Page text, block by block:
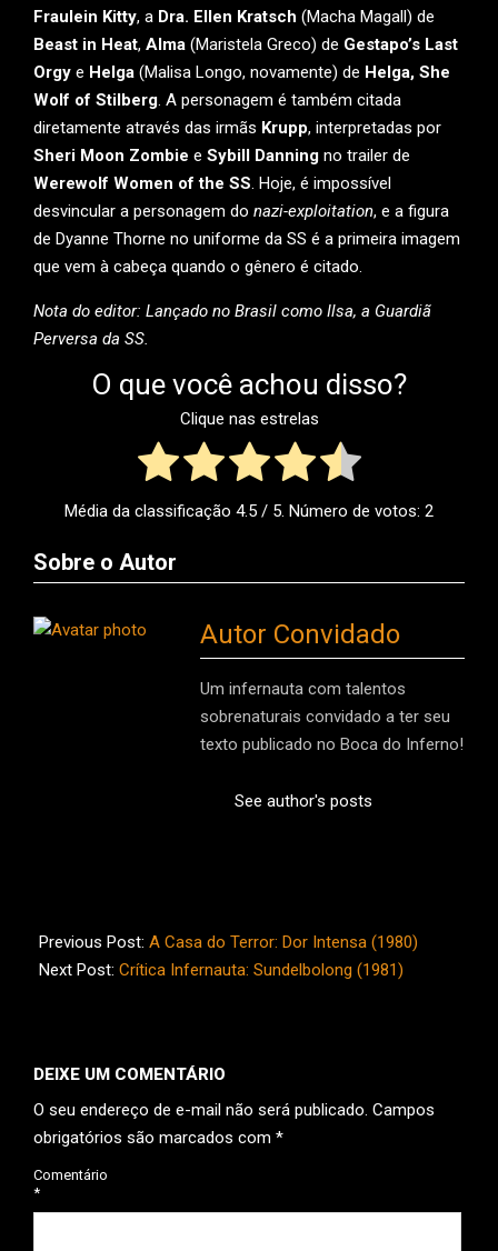
Fraulein Kitty, a Dra. Ellen Kratsch (Macha Magall) de
Beast in Heat, Alma (Maristela Greco) de Gestapo’s Last
Orgy e Helga (Malisa Longo, novamente) de Helga, She
Wolf of Stilberg. A personagem é também citada
diretamente através das irmãs Krupp, interpretadas por
Sheri Moon Zombie e Sybill Danning no trailer de
Werewolf Women of the SS. Hoje, é impossível
desvincular a personagem do nazi-exploitation, e a figura
de Dyanne Thorne no uniforme da SS é a primeira imagem
que vem à cabeça quando o gênero é citado.
Nota do editor: Lançado no Brasil como Ilsa, a Guardiã
Perversa da SS.
O que você achou disso?
Clique nas estrelas
Média da classificação 4.5 / 5. Número de votos: 2
Sobre o Autor
Autor Convidado
Um infernauta com talentos
sobrenaturais convidado a ter seu
texto publicado no Boca do Inferno!
See author's posts
05-
29
Previous Post: A Casa do Terror: Dor Intensa (1980)
Next Post: Crítica Infernauta: Sundelbolong (1981)
DEIXE UM COMENTÁRIO
O seu endereço de e-mail não será publicado. Campos
obrigatórios são marcados com *
Comentário
*